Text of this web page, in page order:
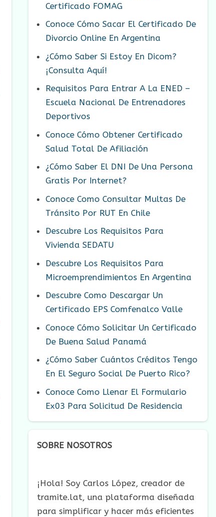
Certificado FOMAG
Conoce Cómo Sacar El Certificado De
Divorcio Online En Argentina
¿Cómo Saber Si Estoy En Dicom?
¡Consulta Aquí!
Requisitos Para Entrar A La ENED –
Escuela Nacional De Entrenadores
Deportivos
Conoce Cómo Obtener Certificado
Salud Total De Afiliación
¿Cómo Saber El DNI De Una Persona
Gratis Por Internet?
Conoce Como Consultar Multas De
Tránsito Por RUT En Chile
Descubre Los Requisitos Para
Vivienda SEDATU
Descubre Los Requisitos Para
Microemprendimientos En Argentina
Descubre Como Descargar Un
Certificado EPS Comfenalco Valle
Conoce Cómo Solicitar Un Certificado
De Buena Salud Panamá
¿Cómo Saber Cuántos Créditos Tengo
En El Seguro Social De Puerto Rico?
Conoce Como Llenar El Formulario
Ex03 Para Solicitud De Residencia
SOBRE NOSOTROS
¡Hola! Soy Carlos López, creador de
tramite.lat, una plataforma diseñada
para simplificar y hacer más eficientes